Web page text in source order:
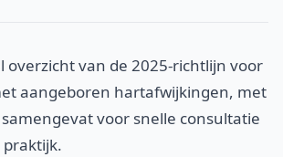
overzicht van de 2025-richtlijn voor
aangeboren hartafwijkingen, met
voor snelle consultatie
praktijk.